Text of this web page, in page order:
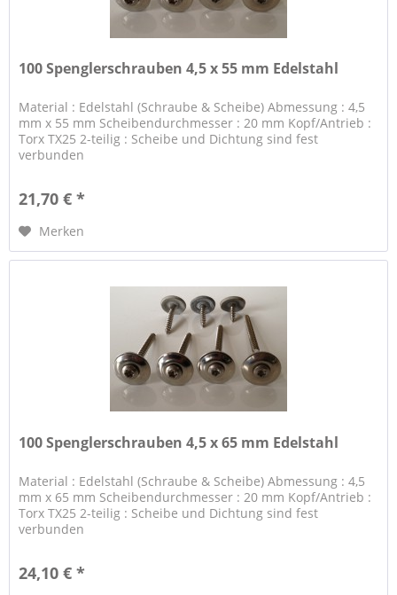
100 Spenglerschrauben 4,5 x 55 mm Edelstahl
Material : Edelstahl (Schraube & Scheibe) Abmessung : 4,5
mm x 55 mm Scheibendurchmesser : 20 mm Kopf/Antrieb :
Torx TX25 2-teilig : Scheibe und Dichtung sind fest
verbunden
21,70 € *
Merken
100 Spenglerschrauben 4,5 x 65 mm Edelstahl
Material : Edelstahl (Schraube & Scheibe) Abmessung : 4,5
mm x 65 mm Scheibendurchmesser : 20 mm Kopf/Antrieb :
Torx TX25 2-teilig : Scheibe und Dichtung sind fest
verbunden
24,10 € *